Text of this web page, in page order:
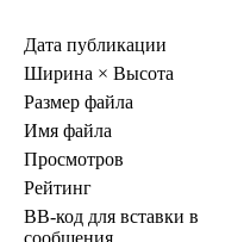
Дата публикации
Ширина × Высота
Размер файла
Имя файла
Просмотров
Рейтинг
BB-код для вставки в